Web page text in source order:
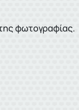
φωτογραφίας.